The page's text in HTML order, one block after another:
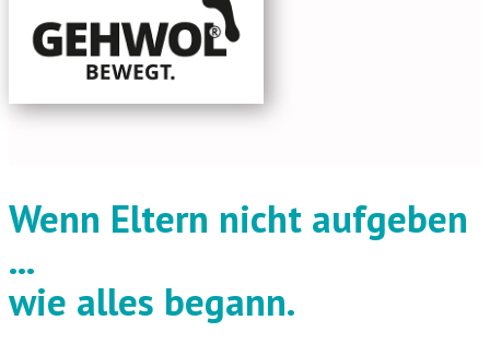
Wenn Eltern nicht aufgeben
...
wie alles begann.